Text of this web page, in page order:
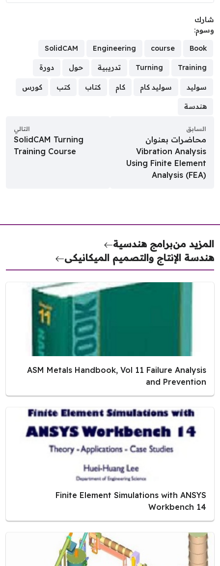
Book
course
Engineering
SolidCAM
Training
Turning تدريبية حول دورة
سوليد سوليد كام كتاب كتب كورس
هندسة
السابق
محاضرات بعنوان
Vibration Analysis
Using Finite Element
Analysis (FEA)
التالي
SolidCAM Turning
Training Course
منبرامج هندسية
الإنتاج والتصميم الميكانيكى
ASM Metals Handbook, Vol 11 Failure Analysis
and Prevention
Finite Element Simulations with ANSYS
Workbench 14